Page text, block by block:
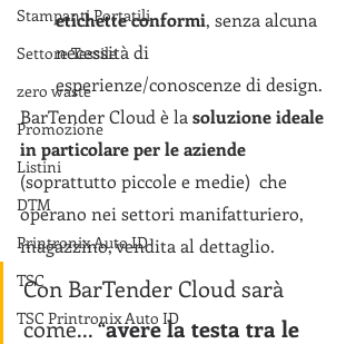
Stampanti Portatili
Settore Tessile
zero waste
Promozione
Listini
DTM
Printronix Auto ID
TSC
TSC Printronix Auto ID
etichette conformi, senza alcuna
necessità di
esperienze/conoscenze di design.
BarTender Cloud è la soluzione ideale
in particolare per le aziende
(soprattutto piccole e medie)  che
operano nei settori manifatturiero,
magazzino, vendita al dettaglio.
Con BarTender Cloud sarà
come... “avere la testa tra le